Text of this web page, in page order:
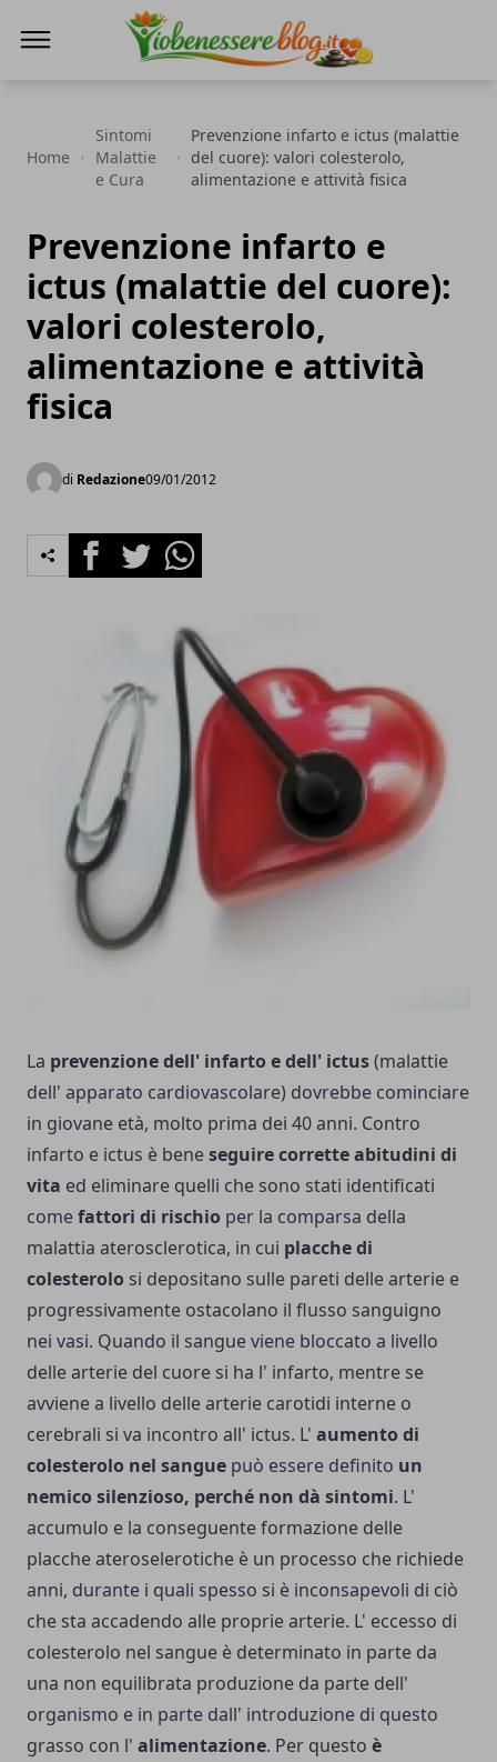
Home
Sintomi
Malattie
e Cura
Prevenzione infarto e ictus (malattie
del cuore): valori colesterolo,
alimentazione e attività fisica
Prevenzione infarto e
ictus (malattie del cuore):
valori colesterolo,
alimentazione e attività
fisica
di Redazione09/01/2012
FacebookTwitterWhatsapp
La prevenzione dell' infarto e dell' ictus(malattie
dell' apparato cardiovascolare) dovrebbe cominciare
in giovane età, molto prima dei 40 anni. Contro
infarto e ictus è beneseguire corrette abitudini di
vita ed eliminare quelli che sono stati identificati
comefattori di rischio per la comparsa della
malattia aterosclerotica, in cui placche di
colesterolo si depositano sulle pareti delle arterie e
progressivamente ostacolano il flusso sanguigno
nei vasi. Quando il sangue viene bloccato a livello
delle arterie del cuore si ha l' infarto, mentre se
avviene a livello delle arterie carotidi interne o
cerebrali si va incontro all' ictus. L' aumento di
colesterolo nel sangue può essere definito un
nemico silenzioso, perché non dà sintomi. L'
accumulo e la conseguente formazione delle
placche ateroselerotiche è un processo che richiede
anni, durante i quali spesso si è inconsapevoli di ciò
che sta accadendo alle proprie arterie. L' eccesso di
colesterolo nel sangue è determinato in parte da
una non equilibrata produzione da parte dell'
organismo e in parte dall' introduzione di questo
grasso con l' alimentazione. Per questo è